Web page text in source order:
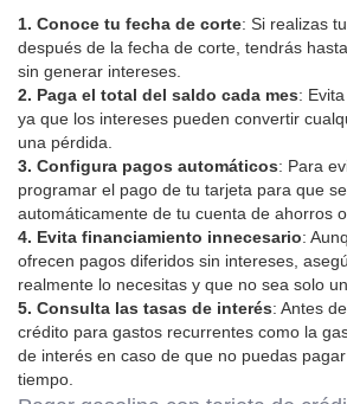
1. Conoce tu fecha de corte: Si realizas
después de la fecha de corte, tendrás
sin generar intereses.
2. Paga el total del saldo cada mes:
ya que los intereses pueden convertir
una pérdida.
3. Configura pagos automáticos: Para
programar el pago de tu tarjeta para que
automáticamente de tu cuenta de ahorros o
4. Evita financiamiento innecesario:
ofrecen pagos diferidos sin intereses,
realmente lo necesitas y que no sea solo
5. Consulta las tasas de interés: Antes
crédito para gastos recurrentes como la
de interés en caso de que no puedas
tiempo.